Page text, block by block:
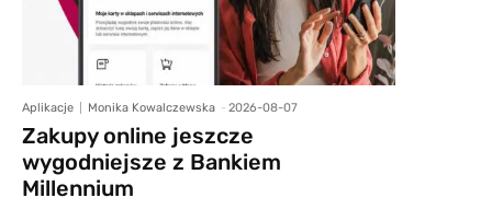
Aplikacje Monika Kowalczewska - 2026-08-07
Zakupy online jeszcze
wygodniejsze z Bankiem
Millennium